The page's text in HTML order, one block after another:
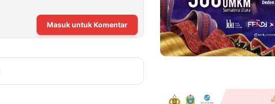
Masuk untuk Komentar